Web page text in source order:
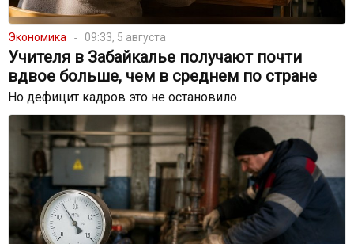
Экономика 09:33, 5 августа
Учителя в Забайкалье получают почти
вдвое больше, чем в среднем по стране
Но дефицит кадров это не остановило